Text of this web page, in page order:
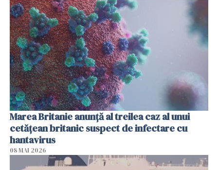
Marea Britanie anunţă al treilea caz al unui
cetăţean britanic suspect de infectare cu
hantavirus
08 MAI 2026